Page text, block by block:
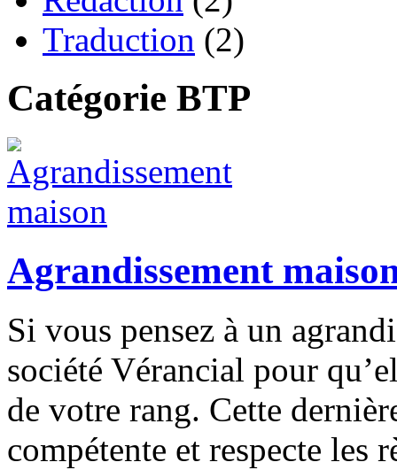
Traduction (2)
Catégorie BTP
Agrandissement
Si vous pensez à un
société Vérancial pour
de votre rang. Cette
compétente et respecte les